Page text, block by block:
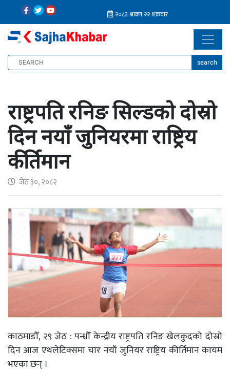
search
राष्ट्रपति रनिङ सिल्डको दोस्रो
दिन नयाँ जुनियरमा राष्ट्रिय
कीर्तिमान
जेठ ३०, २०८२
काठमाडौँ, २९ जेठ : पन्ध्रौँ केन्द्रीय राष्ट्रपति रनिङ खेलकुदको दोस्रो
दिन आज एथलेटिक्समा चार नयाँ जुनियर राष्ट्रिय कीर्तिमान कायम
भएका छन् ।